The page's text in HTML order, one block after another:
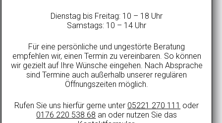
Datenschutzerklärung
Impressum
Versandkosten.
Dienstag bis Freitag: 10 – 18 Uhr
Samstags: 10 – 14 Uhr
Für eine persönliche und ungestörte Beratung
empfehlen wir, einen Termin zu vereinbaren. So können
wir gezielt auf Ihre Wünsche eingehen. Nach Absprache
sind Termine auch außerhalb unserer regulären
Öffnungszeiten möglich.
Rufen Sie uns hierfür gerne unter 05221 270 111 oder
0176 220 538 68 an oder nutzen Sie das